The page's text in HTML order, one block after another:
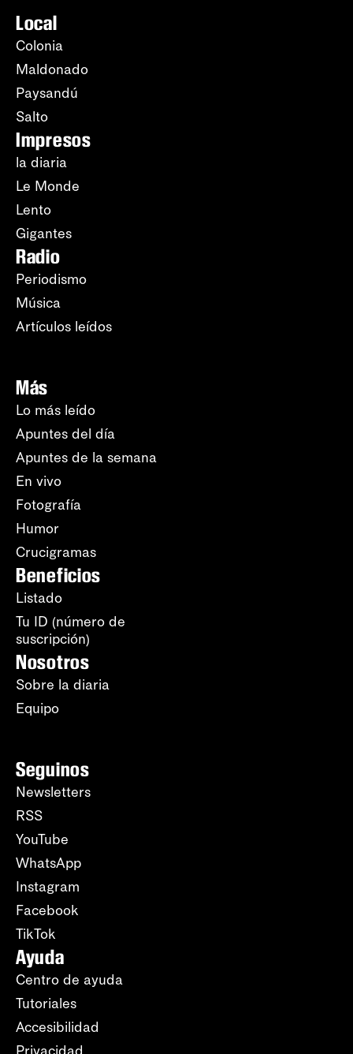
Local
Colonia
Maldonado
Paysandú
Salto
Impresos
la diaria
Le Monde
Lento
Gigantes
Radio
Periodismo
Música
Artículos leídos
Más
Lo más leído
Apuntes del día
Apuntes de la semana
En vivo
Fotografía
Humor
Crucigramas
Beneficios
Listado
Tu ID (número de
suscripción)
Nosotros
Sobre la diaria
Equipo
Seguinos
Newsletters
RSS
YouTube
WhatsApp
Instagram
Facebook
TikTok
Ayuda
Centro de ayuda
Tutoriales
Accesibilidad